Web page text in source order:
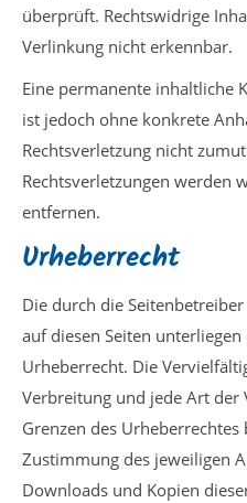
überprüft. Rechtswidrige
Verlinkung nicht erkennbar.
Eine permanente inhaltliche
ist jedoch ohne konkrete
Rechtsverletzung nicht
Rechtsverletzungen werden
entfernen.
Urheberrecht
Die durch die
auf diesen Seiten
Urheberrecht. Die
Verbreitung und jede Art
Grenzen des
Zustimmung des jeweiligen
Downloads und Kopien